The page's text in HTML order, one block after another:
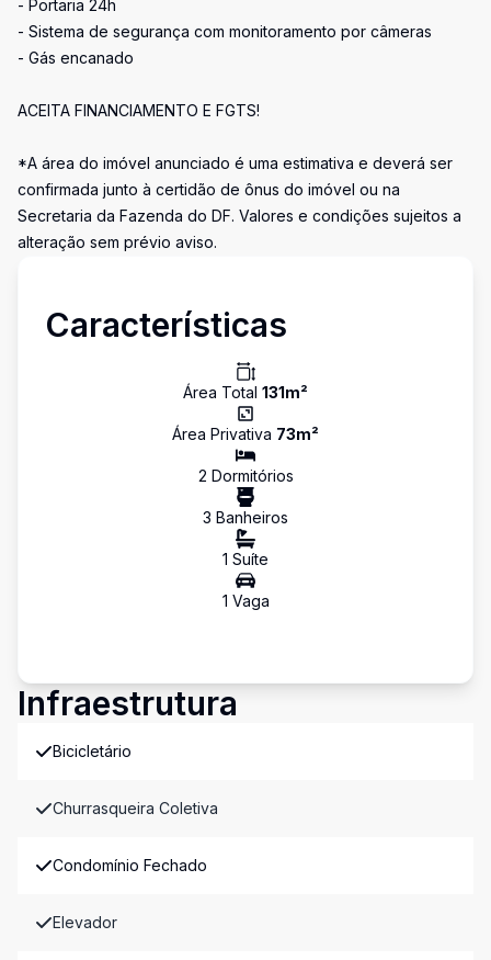
- Portaria 24h
- Sistema de segurança com monitoramento por câmeras
- Gás encanado
ACEITA FINANCIAMENTO E FGTS!
*A área do imóvel anunciado é uma estimativa e deverá ser
confirmada junto à certidão de ônus do imóvel ou na
Secretaria da Fazenda do DF. Valores e condições sujeitos a
alteração sem prévio aviso.
Características
Área Total 131m²
Área Privativa 73m²
2 Dormitórios
3 Banheiros
1 Suíte
1 Vaga
Infraestrutura
Bicicletário
Churrasqueira Coletiva
Condomínio Fechado
Elevador